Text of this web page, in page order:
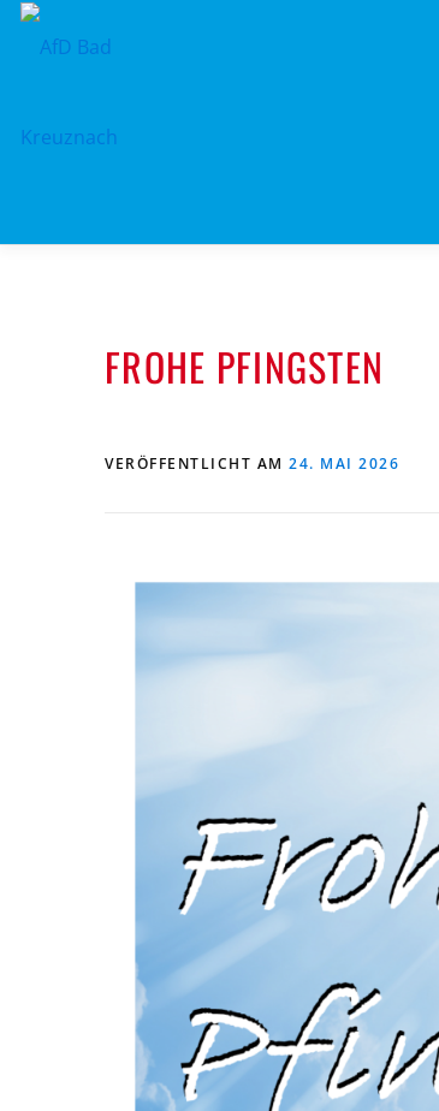
Zum
Inhalt
FROHE PFINGSTEN
VERÖFFENTLICHT AM 24. MAI 2026